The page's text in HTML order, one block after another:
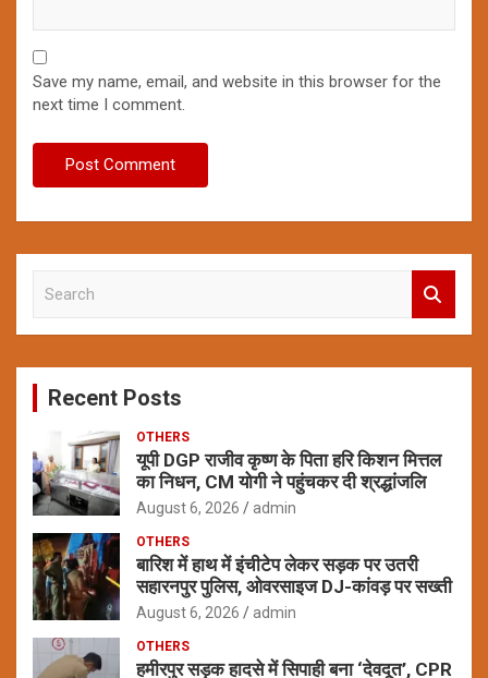
Save my name, email, and website in this browser for the
next time I comment.
c
Recent Posts
OTHERS
यूपी DGP राजीव कृष्ण के पिता हरि किशन मित्तल
का निधन, CM योगी ने पहुंचकर दी श्रद्धांजलि
August 6, 2026 admin
OTHERS
बारिश में हाथ में इंचीटेप लेकर सड़क पर उतरी
सहारनपुर पुलिस, ओवरसाइज DJ-कांवड़ पर सख्ती
August 6, 2026 admin
OTHERS
हमीरपुर सड़क हादसे में सिपाही बना ‘देवदूत’, CPR